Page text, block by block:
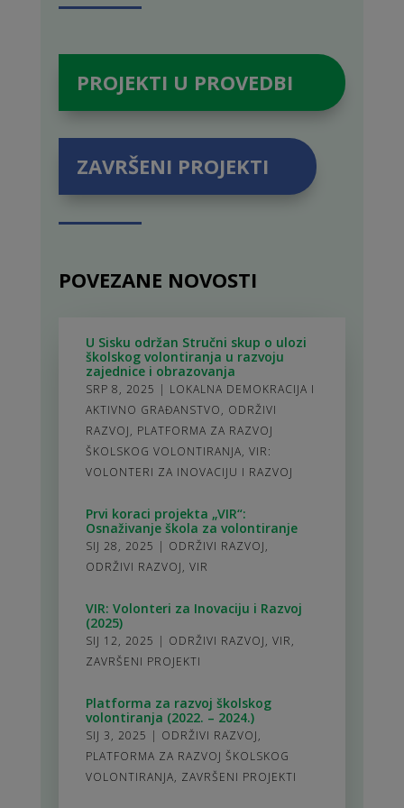
PROJEKTI U PROVEDBI
ZAVRŠENI PROJEKTI
POVEZANE NOVOSTI
U Sisku održan Stručni skup o ulozi
školskog volontiranja u razvoju
zajednice i obrazovanja
SRP 8, 2025 | LOKALNA DEMOKRACIJA I
AKTIVNO GRAĐANSTVO, ODRŽIVI
RAZVOJ, PLATFORMA ZA RAZVOJ
ŠKOLSKOG VOLONTIRANJA, VIR:
VOLONTERI ZA INOVACIJU I RAZVOJ
Prvi koraci projekta „VIR“:
Osnaživanje škola za volontiranje
SIJ 28, 2025 | ODRŽIVI RAZVOJ,
ODRŽIVI RAZVOJ, VIR
VIR: Volonteri za Inovaciju i Razvoj
(2025)
SIJ 12, 2025 | ODRŽIVI RAZVOJ, VIR,
ZAVRŠENI PROJEKTI
Platforma za razvoj školskog
volontiranja (2022. – 2024.)
SIJ 3, 2025 | ODRŽIVI RAZVOJ,
PLATFORMA ZA RAZVOJ ŠKOLSKOG
VOLONTIRANJA, ZAVRŠENI PROJEKTI